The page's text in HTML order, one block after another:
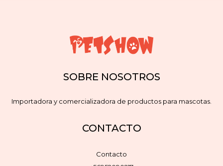
SOBRE NOSOTROS
Importadora y comercializadora de productos para mascotas.
CONTACTO
Contacto